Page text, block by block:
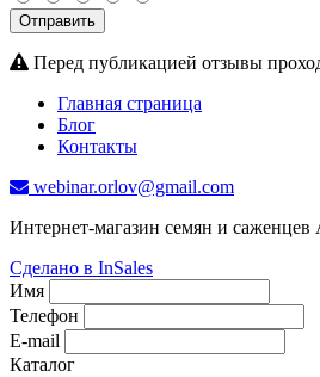
Отправить
Перед публикацией отзывы
Главная страница
Блог
Контакты
webinar.orlov@gmail.com
Интернет-магазин семян и саженцев
Сделано в InSales
Имя
Телефон
E-mail
Каталог